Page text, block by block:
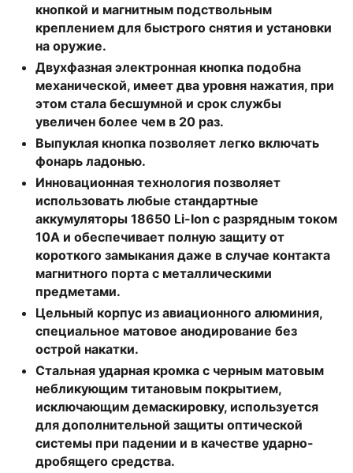
кнопкой и магнитным подствольным
креплением для быстрого снятия и установки
на оружие.
Двухфазная электронная кнопка подобна
механической, имеет два уровня нажатия, при
этом стала бесшумной и срок службы
увеличен более чем в 20 раз.
Выпуклая кнопка позволяет легко включать
фонарь ладонью.
Инновационная технология позволяет
использовать любые стандартные
аккумуляторы 18650 Li-Ion с разрядным током
10A и обеспечивает полную защиту от
короткого замыкания даже в случае контакта
магнитного порта с металлическими
предметами.
Цельный корпус из авиационного алюминия,
специальное матовое анодирование без
острой накатки.
Стальная ударная кромка с черным матовым
небликующим титановым покрытием,
исключающим демаскировку, используется
для дополнительной защиты оптической
системы при падении и в качестве ударно-
дробящего средства.